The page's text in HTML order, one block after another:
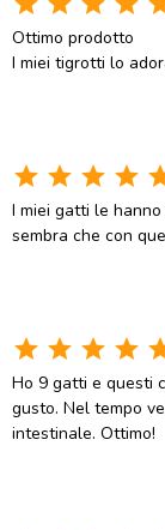
Ottimo prodotto
I miei tigrotti lo
star star star star
I miei gatti le
sembra che con
star star star star
Ho 9 gatti e questi
gusto. Nel tempo
intestinale. Ottimo!